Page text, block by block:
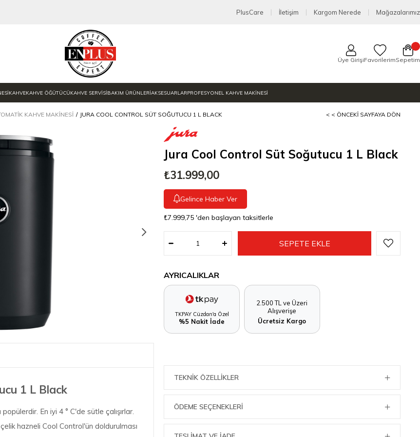
PlusCare İletişim Kargom Nerede Mağazalarımız
Üye GirişiFavorilerimSepetim
KAHVEKAHVE ÖĞÜTÜCÜKAHVE SERVİSİBAKIM ÜRÜNLERİAKSESUARLARPROFESYONEL KAHVE MAKİNESİ
KAHVE MAKINESI JURA COOL CONTROL SÜT SOĞUTUCU 1 L BLACK < < ÖNCEKI SAYFAYA DÖN
1 L Black
En iyi 4 ° C'de sütle çalışırlar.
hazneli Cool Control'ün doldurulması
Jura Cool Control Süt Soğutucu 1 L Black
₺31.999,00
Gelince Haber Ver
₺7.999,75 'den başlayan taksitlerle
AYRICALIKLAR
TKPAY Cüzdan'a Özel
%5 Nakit İade
2.500 TL ve Üzeri
Alışverişe
Ücretsiz Kargo
TEKNIK ÖZELLIKLER
ÖDEME SEÇENEKLERI